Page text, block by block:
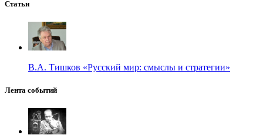
Статьи
В.А. Тишков «Русский мир: смыслы и стратегии»
Лента событий